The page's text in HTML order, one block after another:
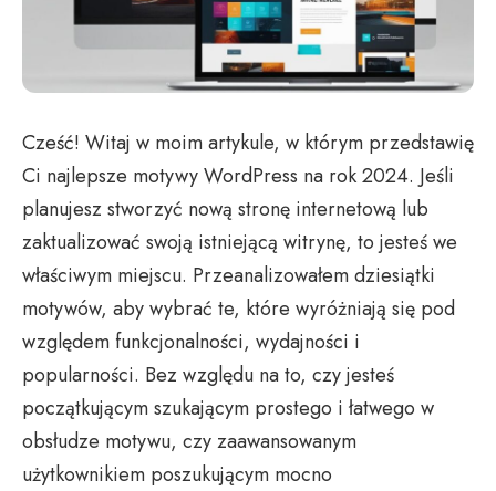
Cześć! Witaj w moim artykule, w którym przedstawię
Ci najlepsze motywy WordPress na rok 2024. Jeśli
planujesz stworzyć nową stronę internetową lub
zaktualizować swoją istniejącą witrynę, to jesteś we
właściwym miejscu. Przeanalizowałem dziesiątki
motywów, aby wybrać te, które wyróżniają się pod
względem funkcjonalności, wydajności i
popularności. Bez względu na to, czy jesteś
początkującym szukającym prostego i łatwego w
obsłudze motywu, czy zaawansowanym
użytkownikiem poszukującym mocno